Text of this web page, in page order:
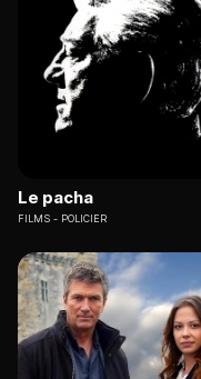
Le pacha
FILMS POLICIER